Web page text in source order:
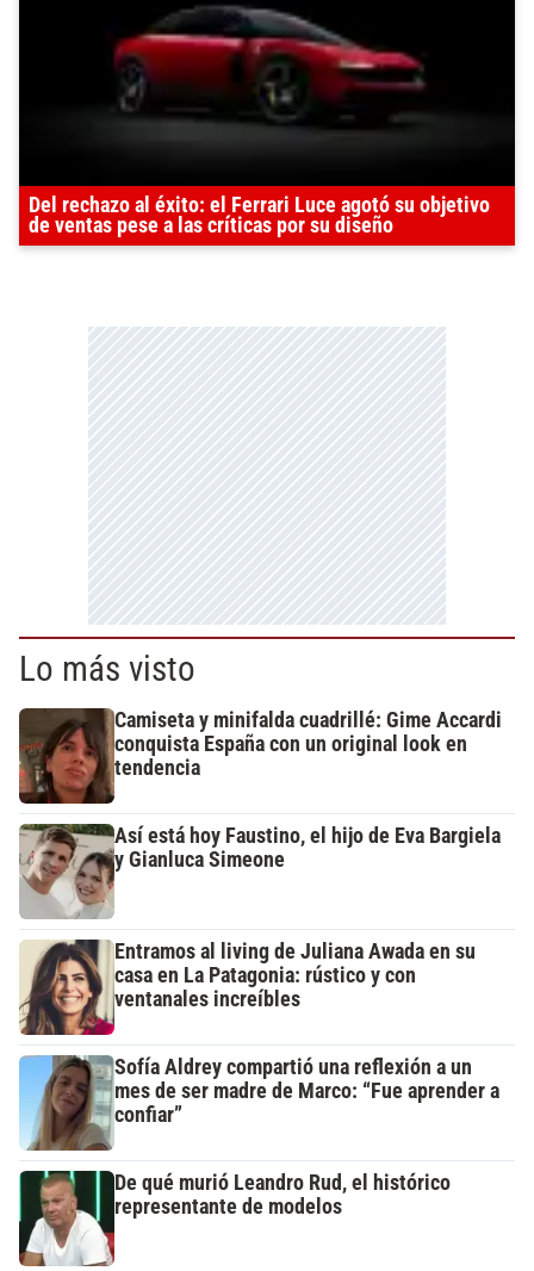
Del rechazo al éxito: el Ferrari Luce agotó su objetivo
de ventas pese a las críticas por su diseño
Lo más visto
Camiseta y minifalda cuadrillé: Gime Accardi
conquista España con un original look en
tendencia
Así está hoy Faustino, el hijo de Eva Bargiela
y Gianluca Simeone
Entramos al living de Juliana Awada en su
casa en La Patagonia: rústico y con
ventanales increíbles
Sofía Aldrey compartió una reflexión a un
mes de ser madre de Marco: “Fue aprender a
confiar”
De qué murió Leandro Rud, el histórico
representante de modelos